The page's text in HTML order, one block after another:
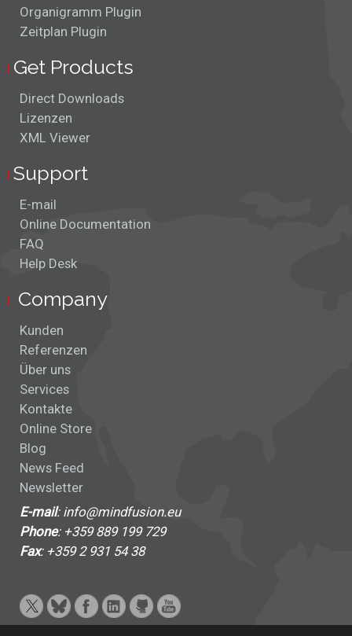
Organigramm Plugin
Zeitplan Plugin
Get Products
Direct Downloads
Lizenzen
XML Viewer
Support
E-mail
Online Documentation
FAQ
Help Desk
Company
Kunden
Referenzen
Über uns
Services
Kontakte
Online Store
Blog
News Feed
Newsletter
E-mail: info@mindfusion.eu
Phone: +359 889 199 729
Fax: +359 2 931 54 38